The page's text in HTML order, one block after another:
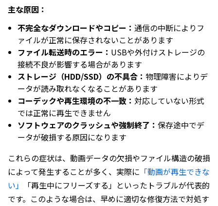
主な原因：
不完全なダウンロードやコピー： 通信の中断によりフ
ァイルが正常に保存されないことがあります
ファイル転送時のエラー： USBや外付けストレージの
接続不良が影響する場合があります
ストレージ（HDD/SSD）の不具合： 物理障害によりデ
ータが読み取れなくなることがあります
コーデックや再生環境の不一致： 対応していない形式
では正常に再生できません
ソフトウェアのクラッシュや強制終了： 保存途中でデ
ータが破損する原因になります
これらの症状は、動画データの欠損やファイル構造の破損
によって発生することが多く、実際に 「動画が再生できな
い」
「再生中にフリーズする」といったトラブルが代表的
です。このような場合は、早めに適切な修復方法で対処す